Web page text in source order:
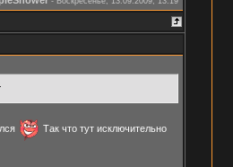
Так что тут исключительно